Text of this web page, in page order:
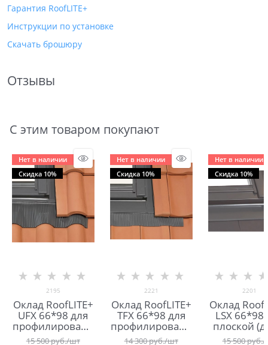
Гарантия RoofLITE+
Инструкции по установке
Скачать брошюру
Отзывы
С этим товаром покупают
Нет в наличии
Скидка 10%
2195
Оклад RoofLITE+
UFX 66*98 для
профилированн
ой (до 120 мм)
15 500 руб./шт
Нет в наличии
Скидка 10%
2221
Оклад RoofLITE+
TFX 66*98 для
профилированн
ой (от 16 до 50
14 300 руб./шт
Нет в наличии
Скидка 10%
2201
Оклад
LSX 66*98
плоской
мм)
15 500 руб./